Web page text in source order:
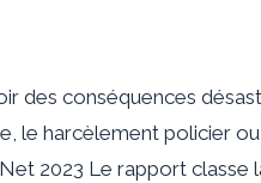
des conséquences
le harcèlement policier
2023 Le rapport classe